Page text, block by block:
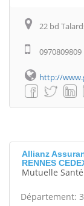
22 bd
0970809809
http://
Allianz
RENNES
Mutuelle
Département: